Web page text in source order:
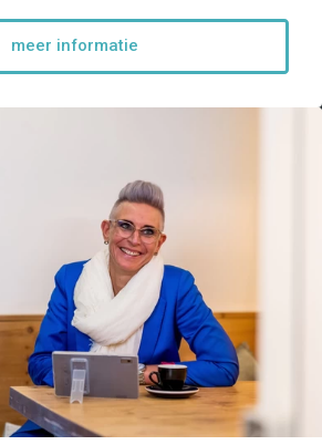
Re-integratie
Modulaire dienstverlening
WerkFit maken re-integratie
WerkFit in combinatie met
Budgetcoaching
NaarWerk re-integratie
WerkBehoud
Starten als zelfstandige
Budgetcoaching
meer informatie